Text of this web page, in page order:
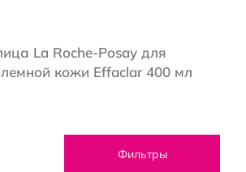
La Roche-Posay для
кожи Effaclar 400 мл
Фильтры